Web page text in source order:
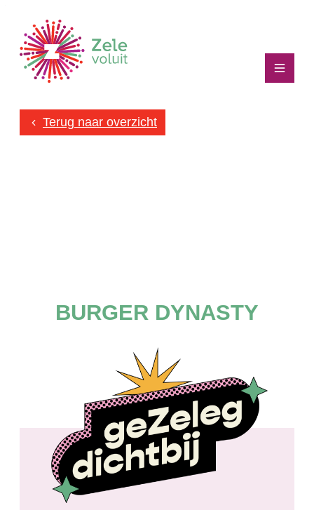
Naar inhoud
gezelegdichtbij
Menu
Terug naar overzicht
BURGER DYNASTY